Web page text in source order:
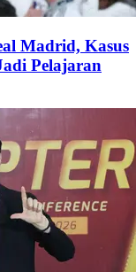
Madrid, Kasus
Pelajaran